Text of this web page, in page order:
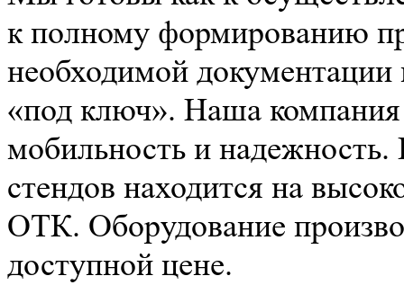
к полному формированию
необходимой
«под ключ». Наша компания
мобильность и
стендов находится на
ОТК. Оборудование
доступной цене.